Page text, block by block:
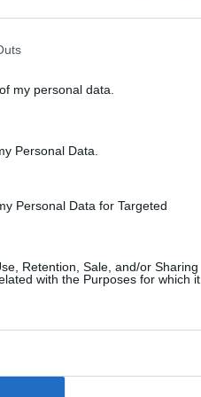
my personal data.
Personal Data.
Personal Data for Targeted
Retention, Sale, and/or Sharing
with the Purposes for which it